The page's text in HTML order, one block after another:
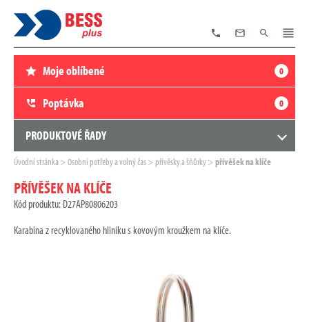
TELEFON
E-
MAIL
VYHLEDÁVÁNÍ
MENU
Moje oblíbené 0
Poptávka 0
PRODUKTOVÉ ŘADY
Zde
nacházíte:
Úvodní stránka Osobní potřeby a volný čas přívěsky a šňůrky přívěšek na klíče
PŘÍVĚŠEK NA KLÍČE
Kód produktu: D27AP80806203
Karabina z recyklovaného hliníku s kovovým kroužkem na klíče.